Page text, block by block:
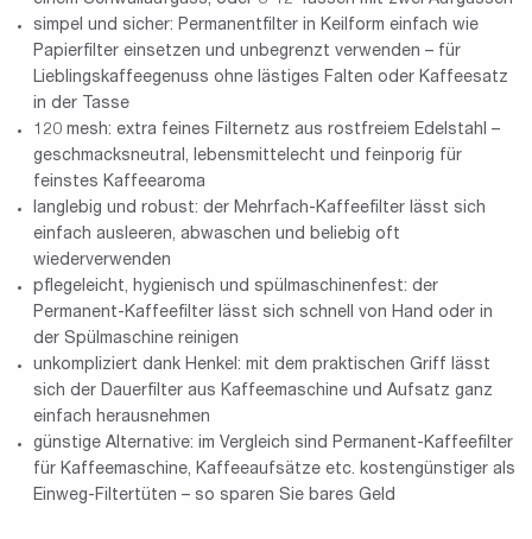
simpel und sicher: Permanentfilter in Keilform einfach wie
Papierfilter einsetzen und unbegrenzt verwenden – für
Lieblingskaffeegenuss ohne lästiges Falten oder Kaffeesatz
in der Tasse
120 mesh: extra feines Filternetz aus rostfreiem Edelstahl –
geschmacksneutral, lebensmittelecht und feinporig für
feinstes Kaffeearoma
langlebig und robust: der Mehrfach-Kaffeefilter lässt sich
einfach ausleeren, abwaschen und beliebig oft
wiederverwenden
pflegeleicht, hygienisch und spülmaschinenfest: der
Permanent-Kaffeefilter lässt sich schnell von Hand oder in
der Spülmaschine reinigen
unkompliziert dank Henkel: mit dem praktischen Griff lässt
sich der Dauerfilter aus Kaffeemaschine und Aufsatz ganz
einfach herausnehmen
günstige Alternative: im Vergleich sind Permanent-Kaffeefilter
für Kaffeemaschine, Kaffeeaufsätze etc. kostengünstiger als
Einweg-Filtertüten – so sparen Sie bares Geld